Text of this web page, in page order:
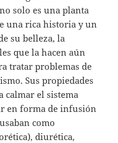
solo es una planta
una rica historia y un
su belleza, la
que la hacen aún
tratar problemas de
Sus propiedades
calmar el sistema
en forma de infusión
como
diurética,